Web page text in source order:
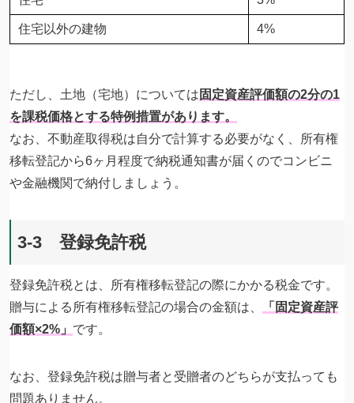
住宅以外の建物 4%
ただし、土地（宅地）については 固定資産評価額の2分の1
を課税価格とする特例措置があります。
なお、不動産取得税は自分で計算する必要がなく、所有権
移転登記から6ヶ月程度で納税通知書が届くのでコンビニ
や金融機関で納付しましょう。
3-3 登録免許税
登録免許税とは、所有権移転登記の際にかかる税金です。
贈与による所有権移転登記の場合の金額は、
「固定資産評
価額×2%」 です。
なお、登録免許税は贈与者と受贈者のどちらが支払っても
問題ありません。